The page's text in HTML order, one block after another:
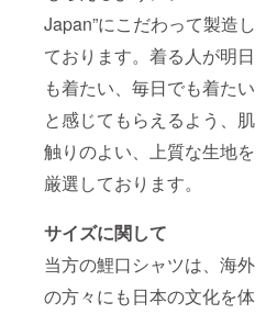
Japan”にこだわって製造し
ております。着る人が明日
も着たい、毎日でも着たい
と感じてもらえるよう、肌
触りのよい、上質な生地を
厳選しております。
サイズに関して
当方の鯉口シャツは、海外
の方々にも日本の文化を体